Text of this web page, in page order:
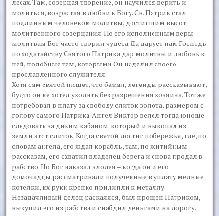
лесах. Там, созерцая творение, он научился верить и
молиться, возрастая в любви к Богу. Св. Патрик стал
подлинным человеком молитвы, достигшим высот
молитвенного созерцания. По его исполненным веры
молитвам Бог часто творил чудеса. Да дарует нам Господь
по ходатайству Святого Патрика дар молитвы и любовь к
ней, подобные тем, которыми Он наделил своего
прославленного служителя.
Хотя сам святой пишет, что бежал, легенды рассказывают,
будто он не хотел уходить без разрешения хозяина. Тот же
потребовал в плату за свободу слиток золота, размером с
голову самого Патрика. Ангел Виктор велел тогда юноше
следовать за диким кабаном, который и выкопал из
земли этот слиток. Когда святой достиг побережья, где, по
словам ангела, его ждал корабль, там, по житийным
рассказам, его схватил владелец берега и снова продал в
рабство. Но Бог наказал злодея – когда он и его
домочадцы рассматривали полученные в уплату медные
котелки, их руки крепко прилипли к металлу.
Незадачливый делец раскаялся, был прощен Патриком,
выкупил его из рабства и снабдил деньгами на дорогу.